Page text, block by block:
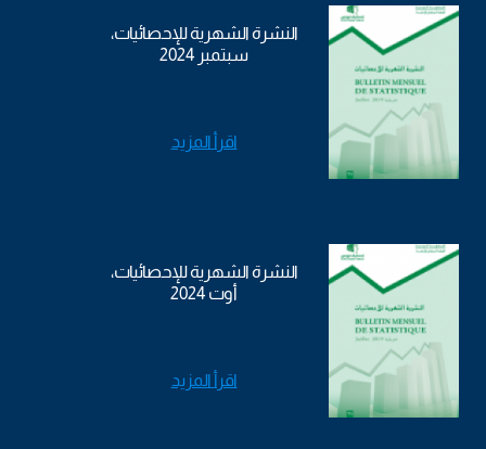
النشرة الشهرية للإحصائيات،
سبتمبر 2024
اقرأ المزيد
النشرة الشهرية للإحصائيات،
أوت 2024
اقرأ المزيد